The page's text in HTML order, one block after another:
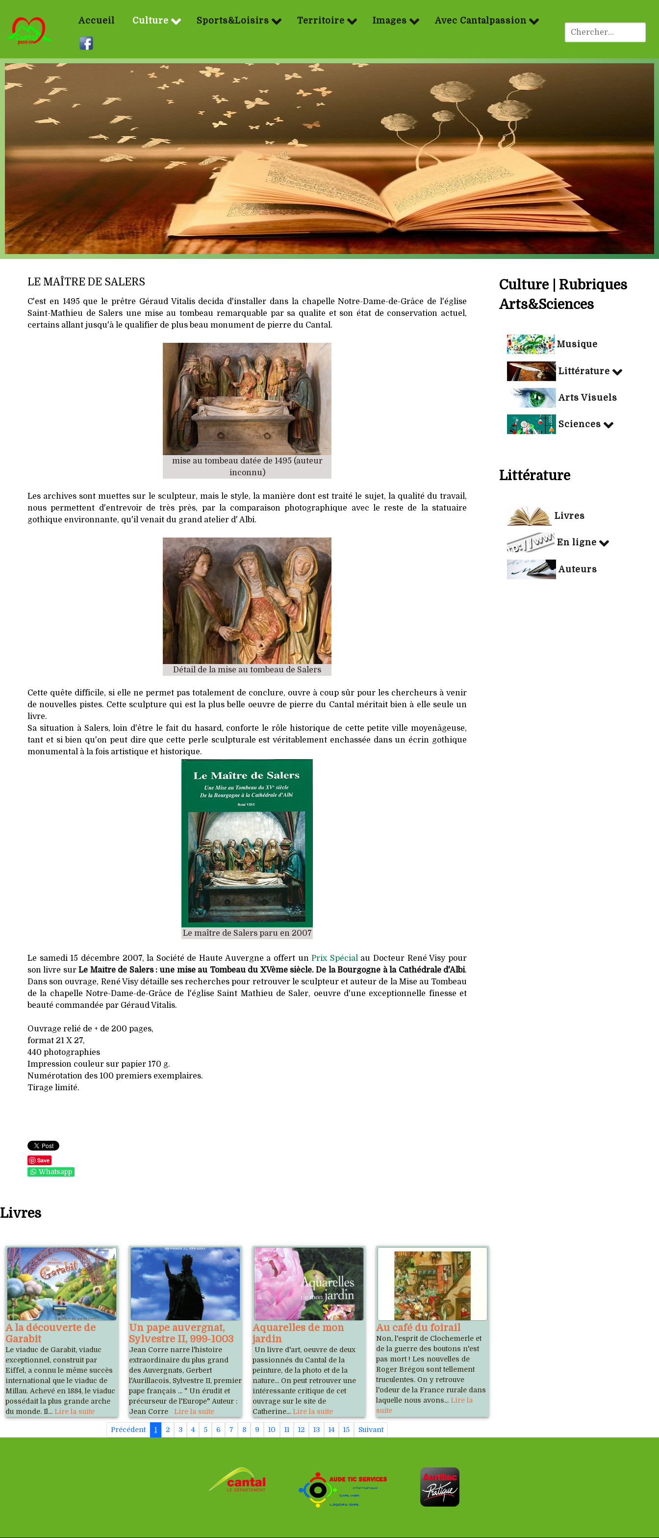
Accueil Culture Sports&Loisirs Territoire Images Avec Cantalpassion
LE MAÎTRE DE SALERS
C'est en 1495 que le prêtre Géraud Vitalis decida d'installer dans la chapelle Notre-Dame-de-Grâce de l'église
Saint-Mathieu de Salers une mise au tombeau remarquable par sa qualite et son état de conservation actuel,
certains allant jusqu'à le qualifier de plus beau monument de pierre du Cantal.
mise au tombeau datée de 1495 (auteur
inconnu)
Les archives sont muettes sur le sculpteur, mais le style, la manière dont est traité le sujet, la qualité du travail,
nous permettent d'entrevoir de très près, par la comparaison photographique avec le reste de la statuaire
gothique environnante, qu'il venait du grand atelier d' Albi.
Détail de la mise au tombeau de Salers
Cette quête difficile, si elle ne permet pas totalement de conclure, ouvre à coup sûr pour les chercheurs à venir
de nouvelles pistes. Cette sculpture qui est la plus belle oeuvre de pierre du Cantal méritait bien à elle seule un
livre.
Sa situation à Salers, loin d'être le fait du hasard, conforte le rôle historique de cette petite ville moyenâgeuse,
tant et si bien qu'on peut dire que cette perle sculpturale est véritablement enchassée dans un écrin gothique
monumental à la fois artistique et historique.
Le maître de Salers paru en 2007
Le samedi 15 décembre 2007, la Société de Haute Auvergne a offert unPrix Spécialau Docteur René Visy pour
son livre surLe Maître de Salers : une mise au Tombeau du XVème siècle. De la Bourgogne à la Cathédrale d'Albi.
Dans son ouvrage, René Visy détaille ses recherches pour retrouver le sculpteur et auteur de la Mise au Tombeau
de la chapelle Notre-Dame-de-Grâce de l'église Saint Mathieu de Saler, oeuvre d'une exceptionnelle finesse et
beauté commandée par Géraud Vitalis.
Ouvrage relié de + de 200 pages,
format 21 X 27,
440 photographies
Impression couleur sur papier 170 g.
Numérotation des 100 premiers exemplaires.
Tirage limité.
Save
Whatsapp
Livres
A la découverte de
Garabit
Le viaduc de Garabit, viaduc
exceptionnel, construit par
Eiffel, a connu le même succès
international que le viaduc de
Millau. Achevé en 1884, le viaduc
possédait la plus grande arche
du monde. Il... Lire la suite
Un pape auvergnat,
Sylvestre II, 999-1003
Jean Corre narre l'histoire
extraordinaire du plus grand
des Auvergnats, Gerbert
l'Aurillacois, Sylvestre II, premier
pape français ... " Un érudit et
précurseur de l'Europe" Auteur :
Jean Corre Lire la suite
Aquarelles de mon
jardin
Un livre d'art, oeuvre de deux
passionnés du Cantal de la
peinture, de la photo et de la
nature... On peut retrouver une
intéressante critique de cet
ouvrage sur le site de
Catherine... Lire la suite
Au café du foirail
Non, l'esprit de Clochemerle et
de la guerre des boutons n'est
pas mort ! Les nouvelles de
Roger Brégou sont tellement
truculentes. On y retrouve
l'odeur de la France rurale dans
laquelle nous avons... Lire la
suite
Précédent 1 2 3 4 5 6 7 8 9 10 11 12 13 14 15 Suivant
Culture | Rubriques
Arts&Sciences
Musique
Littérature
Arts Visuels
Sciences
Littérature
Livres
En ligne
Auteurs